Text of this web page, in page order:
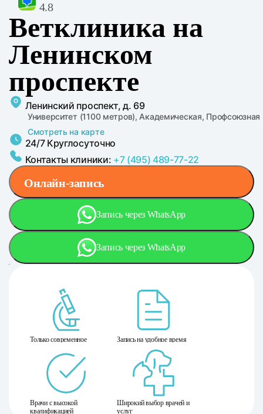
4.8
Ветклиника на
Ленинском
проспекте
Ленинский проспект, д. 69
Университет (1100 метров), Академическая, Профсоюзная
Смотреть на карте
24/7 Круглосуточно
Контакты клиники: +7 (495) 489-77-22
Онлайн-запись
Запись через WhatsApp
Запись через WhatsApp
Только современное
Запись на удобное время
Врачи с высокой
квалификацией
Широкий выбор врачей и
услуг